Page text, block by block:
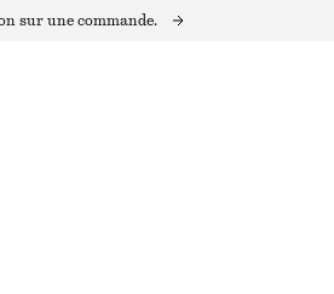
sur une commande.